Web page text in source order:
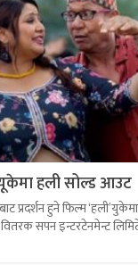
हली सोल्ड आउट
प्रदर्शन हुने फिल्म
वितरक सपन इन्टरटेनमेन्ट